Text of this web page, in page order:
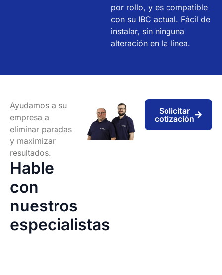
por rollo, y es compatible
con su IBC actual. Fácil de
instalar, sin ninguna
alteración en la línea.
Ayudamos a su
empresa a
eliminar paradas
y maximizar
resultados.
Hable
con
nuestros
especialistas
Solicitar
cotización